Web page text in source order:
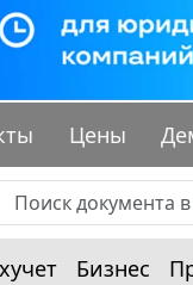
Цены
Бизнес